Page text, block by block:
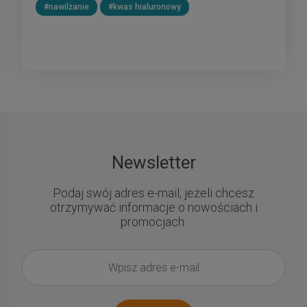
#nawilżanie #kwas hialuronowy
Newsletter
Podaj swój adres e-mail, jeżeli chcesz
otrzymywać informacje o nowościach i
promocjach.